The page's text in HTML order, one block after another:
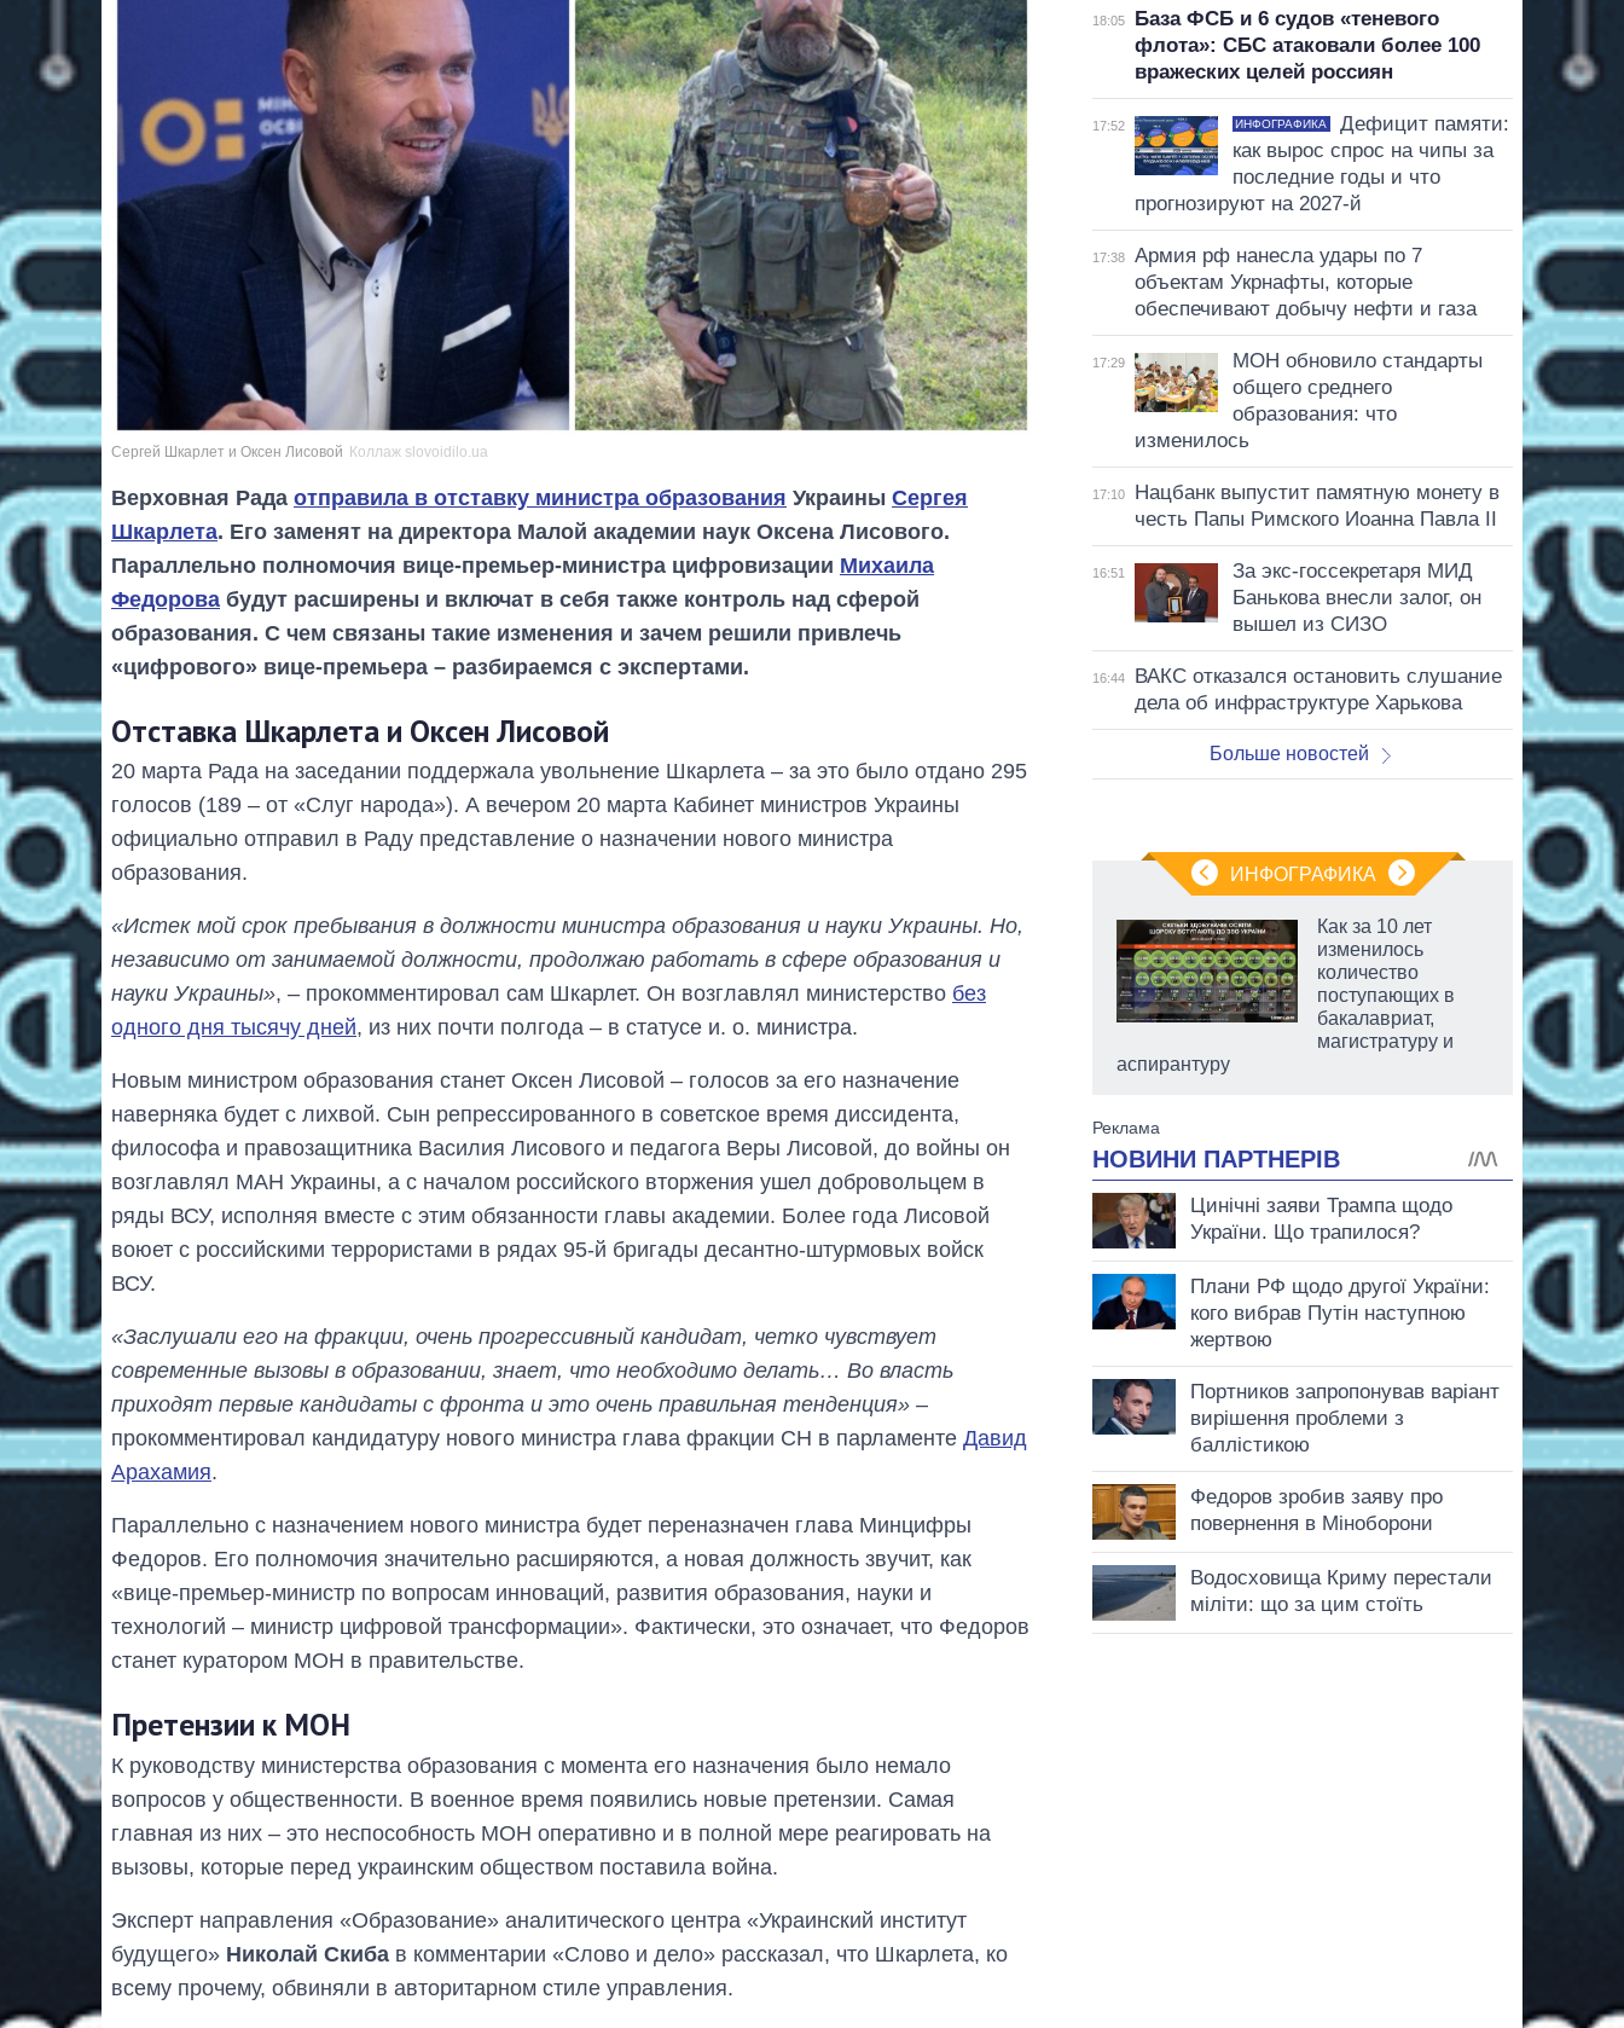
Сергей Шкарлет и Оксен Лисовой Коллаж slovoidilo.ua
Верховная Рада отправила в отставку министра образования Украины Сергея
Шкарлета. Его заменят на директора Малой академии наук Оксена Лисового.
Параллельно полномочия вице-премьер-министра цифровизации Михаила
Федорова будут расширены и включат в себя также контроль над сферой
образования. С чем связаны такие изменения и зачем решили привлечь
«цифрового» вице-премьера – разбираемся с экспертами.
Отставка Шкарлета и Оксен Лисовой
20 марта Рада на заседании поддержала увольнение Шкарлета – за это было отдано 295
голосов (189 – от «Слуг народа»). А вечером 20 марта Кабинет министров Украины
официально отправил в Раду представление о назначении нового министра
образования.
«Истек мой срок пребывания в должности министра образования и науки Украины. Но,
независимо от занимаемой должности, продолжаю работать в сфере образования и
науки Украины», – прокомментировал сам Шкарлет. Он возглавлял министерство без
одного дня тысячу дней, из них почти полгода – в статусе и. о. министра.
Новым министром образования станет Оксен Лисовой – голосов за его назначение
наверняка будет с лихвой. Сын репрессированного в советское время диссидента,
философа и правозащитника Василия Лисового и педагога Веры Лисовой, до войны он
возглавлял МАН Украины, а с началом российского вторжения ушел добровольцем в
ряды ВСУ, исполняя вместе с этим обязанности главы академии. Более года Лисовой
воюет с российскими террористами в рядах 95-й бригады десантно-штурмовых войск
ВСУ.
«Заслушали его на фракции, очень прогрессивный кандидат, четко чувствует
современные вызовы в образовании, знает, что необходимо делать… Во власть
приходят первые кандидаты с фронта и это очень правильная тенденция» –
прокомментировал кандидатуру нового министра глава фракции СН в парламенте Давид
Арахамия.
Параллельно с назначением нового министра будет переназначен глава Минцифры
Федоров. Его полномочия значительно расширяются, а новая должность звучит, как
«вице-премьер-министр по вопросам инноваций, развития образования, науки и
технологий – министр цифровой трансформации». Фактически, это означает, что Федоров
станет куратором МОН в правительстве.
Претензии к МОН
К руководству министерства образования с момента его назначения было немало
вопросов у общественности. В военное время появились новые претензии. Самая
главная из них – это неспособность МОН оперативно и в полной мере реагировать на
вызовы, которые перед украинским обществом поставила война.
Эксперт направления «Образование» аналитического центра «Украинский институт
будущего» Николай Скиба в комментарии «Слово и дело» рассказал, что Шкарлета, ко
всему прочему, обвиняли в авторитарном стиле управления.
18:05
База ФСБ и 6 судов «теневого
флота»: СБС атаковали более 100
вражеских целей россиян
17:52 ИНФОГРАФИКА
Дефицит памяти:
как вырос спрос на чипы за
последние годы и что
прогнозируют на 2027-й
17:38
Армия рф нанесла удары по 7
объектам Укрнафты, которые
обеспечивают добычу нефти и газа
17:29
МОН обновило стандарты
общего среднего
образования: что
изменилось
17:10
Нацбанк выпустит памятную монету в
честь Папы Римского Иоанна Павла II
16:51
За экс-госсекретаря МИД
Банькова внесли залог, он
вышел из СИЗО
16:44
ВАКС отказался остановить слушание
дела об инфраструктуре Харькова
Больше новостей
ИНФОГРАФИКА
От 1 месяца – до 5
занимал
должность
Как за 10 лет
изменилось
количество
поступающих в
бакалавриат,
магистратуру и
аспирантуру